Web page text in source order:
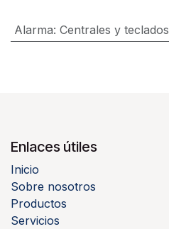
Alarma: Centrales y teclados
Enlaces útiles
Inicio
Sobre nosotros
Productos
Servicios